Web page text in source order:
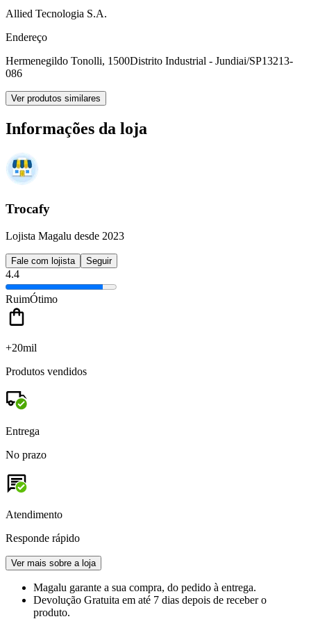
Allied Tecnologia S.A.
Endereço
Hermenegildo Tonolli, 1500Distrito Industrial - Jundiai/SP13213-
086
Ver produtos similares
Informações da loja
Trocafy
Lojista Magalu desde 2023
Fale com lojista Seguir
4.4
RuimÓtimo
+20mil
Produtos vendidos
Entrega
No prazo
Atendimento
Responde rápido
Ver mais sobre a loja
Magalu garante a sua compra, do pedido à entrega.
Devolução Gratuita em até 7 dias depois de receber o
produto.